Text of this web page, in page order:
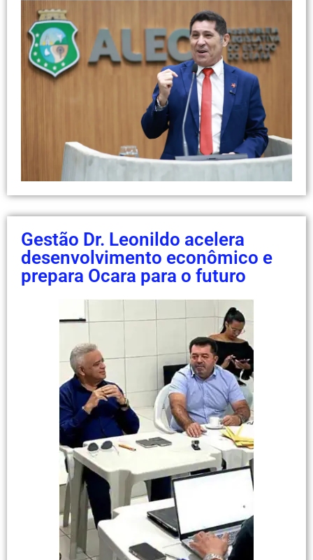
Gestão Dr. Leonildo acelera
desenvolvimento econômico e
prepara Ocara para o futuro